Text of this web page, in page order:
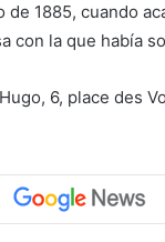
de 1885, cuando
con la que había
6, place des